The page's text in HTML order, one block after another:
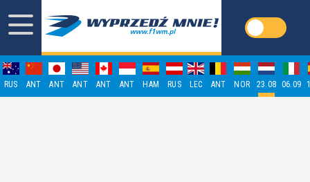
RUS ANT ANT ANT ANT ANT HAM RUS LEC ANT NOR 23.08 06.09